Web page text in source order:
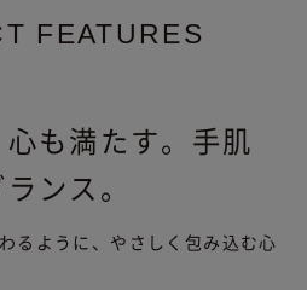
FEATURES
も満たす。手肌
ンス。
るように、やさしく包み込む心